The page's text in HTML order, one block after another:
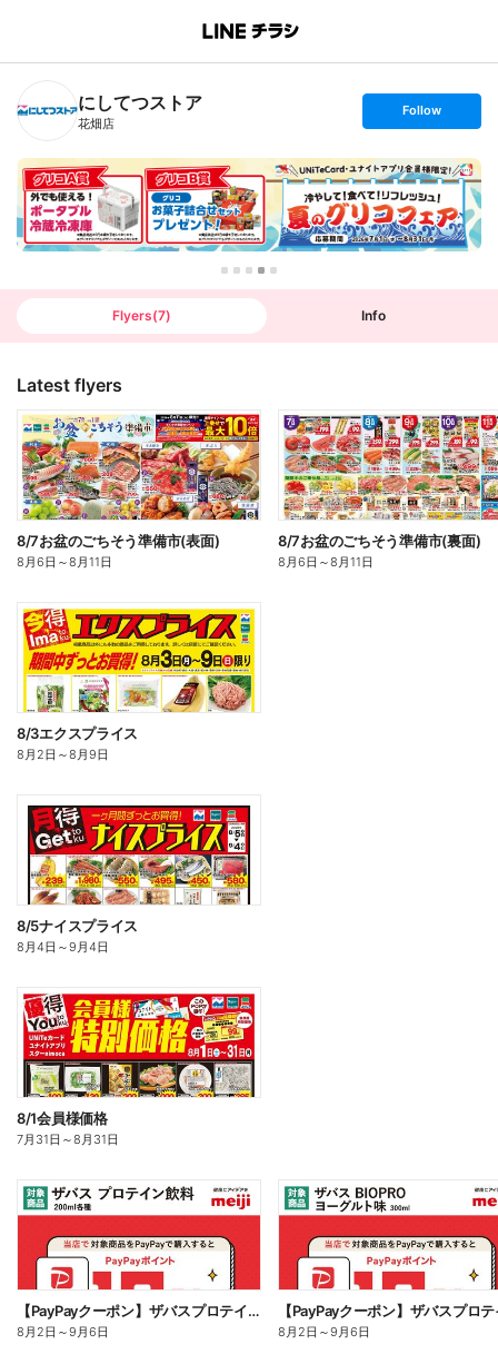
B
n
c
h
T
にしてつストア
花畑店
s
t
o
l
l
o
w
Follow
Flyers(7) Info
Latest flyers
8/7お盆のごちそう準備市(表面)
8月6日 ～8月11日
8/7お盆のごちそう準備市(裏面)
8月6日 ～8月11日
8/3エクスプライス
8月2日 ～8月9日
8/5ナイスプライス
8月4日 ～9月4日
8/1会員様価格
7月31日 ～8月31日
【PayPayクーポン】ザバスプロテイン対象商品のご購入で最大10%還元!
8月2日 ～9月6日 8月2日 ～9月6日